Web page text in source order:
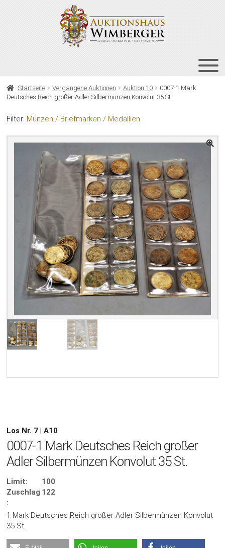
HOME
VERGANGENE AUKTIONEN
ÜBER UNS
KONTAKT
NEWSLETTER
Startseite Vergangene Auktionen Auktion 10
0007-1 Mark
Deutsches Reich großer Adler Silbermünzen Konvolut 35 St.
Filter: Münzen / Briefmarken / Medallien
Los Nr. 7 | A10
0007-1 Mark Deutsches Reich großer
Adler Silbermünzen Konvolut 35 St.
Limit:
100
Zuschlag
:
122
1 Mark Deutsches Reich großer Adler Silbermünzen Konvolut
35 St.